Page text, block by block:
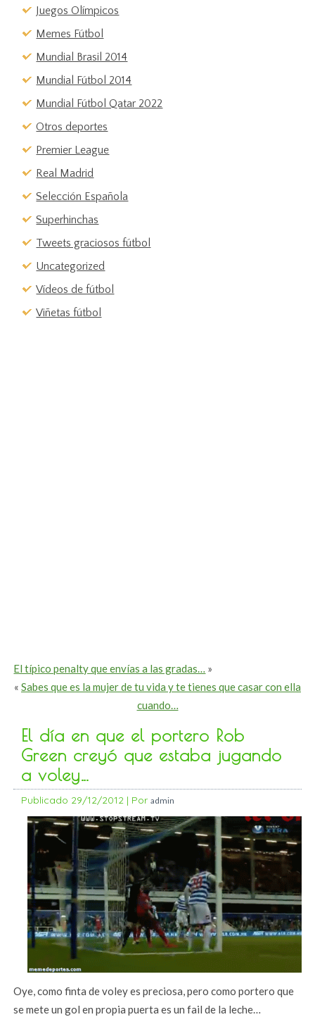
Juegos Olímpicos
Memes Fútbol
Mundial Brasil 2014
Mundial Fútbol 2014
Mundial Fútbol Qatar 2022
Otros deportes
Premier League
Real Madrid
Selección Española
Superhinchas
Tweets graciosos fútbol
Uncategorized
Vídeos de fútbol
Viñetas fútbol
El típico penalty que envías a las gradas… »
« Sabes que es la mujer de tu vida y te tienes que casar con ella
cuando…
El día en que el portero Rob
Green creyó que estaba jugando
a voley…
Publicado 29/12/2012 | Por admin
Oye, como finta de voley es preciosa, pero como portero que
se mete un gol en propia puerta es un fail de la leche…